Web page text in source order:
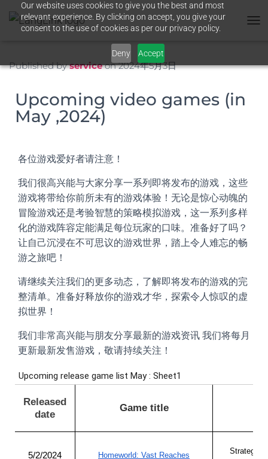
Our website uses cookies to give you the best and most
relevant experience. By clicking on accept, you give your
consent to the use of cookies as per our privacy policy.
Deny Accept
G
Published byserviceon2024年5月3日
Upcoming video games (in
May ,2024)
各位游戏爱好者请注意！
我们很高兴能与大家分享一系列即将发布的游戏，这些
游戏将带给你前所未有的游戏体验！无论是惊心动魄的
冒险游戏还是考验智慧的策略模拟游戏，这一系列多样
化的游戏阵容定能满足每位玩家的口味。准备好了吗？
让自己沉浸在不可思议的游戏世界，踏上令人难忘的畅
游之旅吧！
请继续关注我们的更多动态，了解即将发布的游戏的完
整清单。准备好释放你的游戏才华，探索令人惊叹的虚
拟世界！
我们非常高兴能与朋友分享最新的游戏资讯 我们将每月
更新最新发售游戏，敬请持续关注！